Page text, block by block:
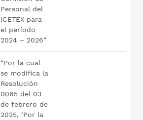
Personal del
ICETEX para
el período
2024 – 2026”
“Por la cual
se modifica la
Resolución
0065 del 03
de febrero de
2025, ‘Por la